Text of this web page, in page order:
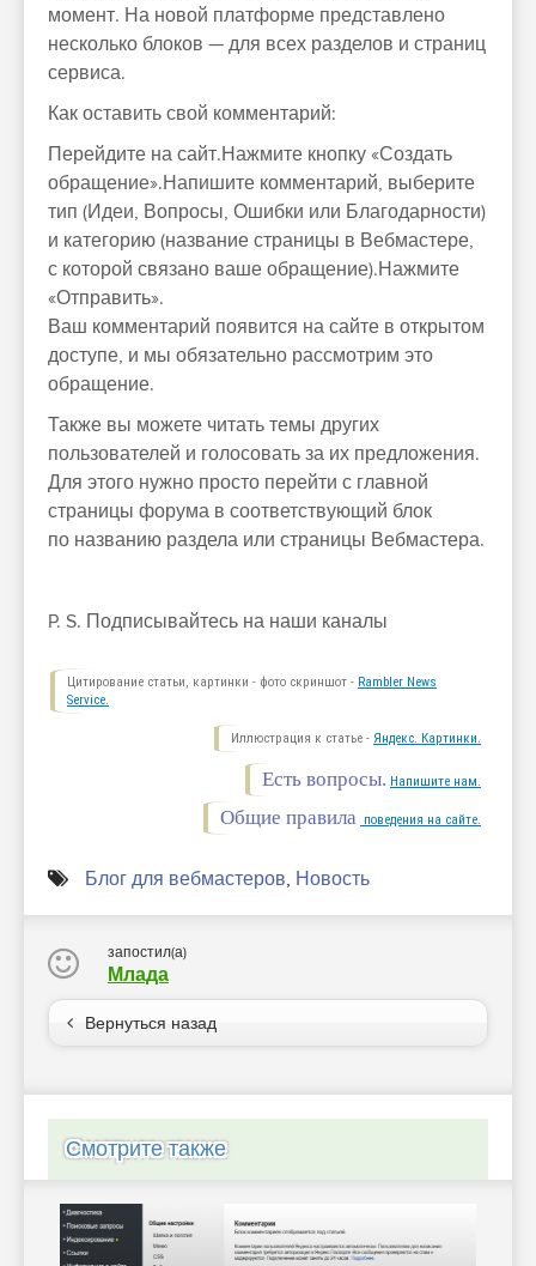
момент. На новой платформе представлено
несколько блоков — для всех разделов и страниц
сервиса.
Как оставить свой комментарий:
Перейдите на сайт.Нажмите кнопку «Создать
обращение».Напишите комментарий, выберите
тип (Идеи, Вопросы, Ошибки или Благодарности)
и категорию (название страницы в Вебмастере,
с которой связано ваше обращение).Нажмите
«Отправить».
Ваш комментарий появится на сайте в открытом
доступе, и мы обязательно рассмотрим это
обращение.
Также вы можете читать темы других
пользователей и голосовать за их предложения.
Для этого нужно просто перейти с главной
страницы форума в соответствующий блок
по названию раздела или страницы Вебмастера.
P. S. Подписывайтесь на наши каналы
Цитирование статьи, картинки - фото скриншот - Rambler News
Service.
Иллюстрация к статье - Яндекс. Картинки.
Есть вопросы. Напишите нам.
Общие правила поведения на сайте.
Блог для вебмастеров, Новость
запостил(а)
Млада
Вернуться назад
Смотрите также